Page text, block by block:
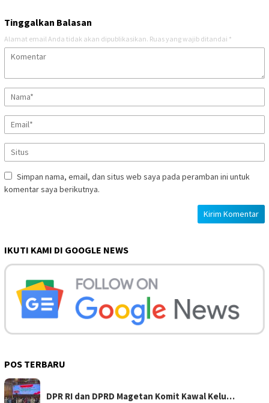
Tinggalkan Balasan
Alamat email Anda tidak akan dipublikasikan. Ruas yang wajib ditandai *
Simpan nama, email, dan situs web saya pada peramban ini untuk
komentar saya berikutnya.
IKUTI KAMI DI GOOGLE NEWS
POS TERBARU
DPR RI dan DPRD Magetan Komit Kawal Kelu…